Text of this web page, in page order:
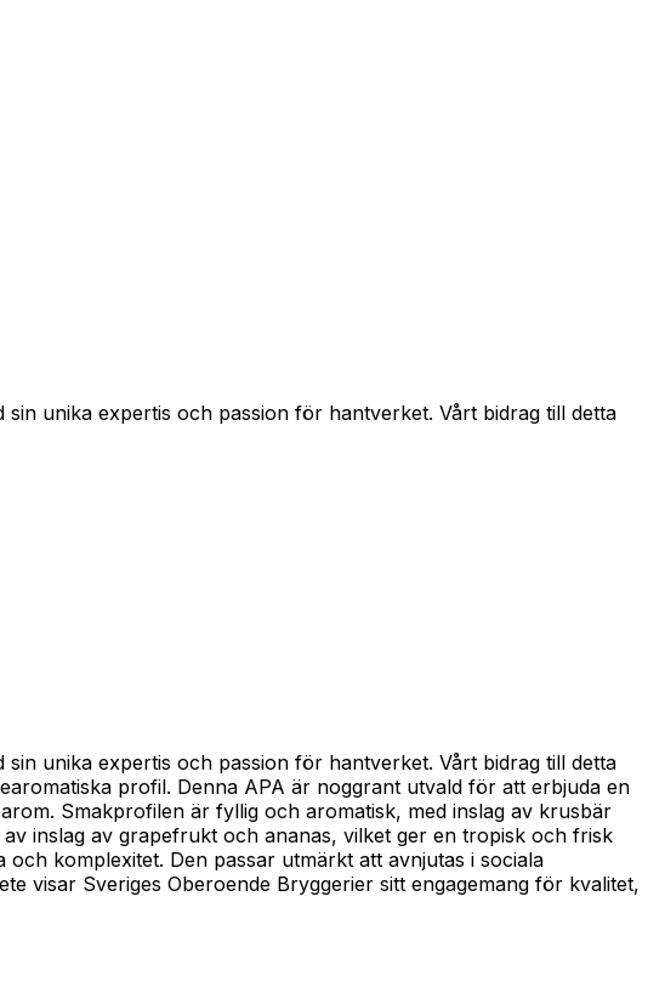
unika expertis och passion för hantverket. Vårt bidrag till detta
unika expertis och passion för hantverket. Vårt bidrag till detta
profil. Denna APA är noggrant utvald för att erbjuda en
Smakprofilen är fyllig och aromatisk, med inslag av krusbär
inslag av grapefrukt och ananas, vilket ger en tropisk och frisk
komplexitet. Den passar utmärkt att avnjutas i sociala
visar Sveriges Oberoende Bryggerier sitt engagemang för kvalitet,